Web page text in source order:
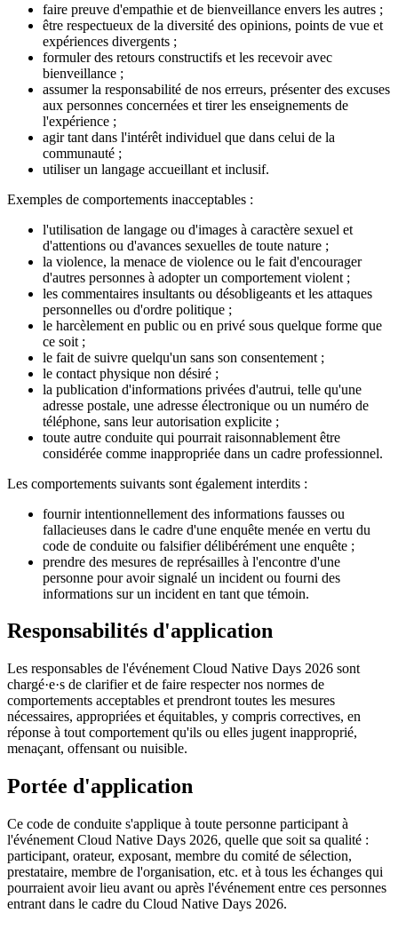
faire preuve d'empathie et de bienveillance envers les autres ;
être respectueux de la diversité des opinions, points de vue et
expériences divergents ;
formuler des retours constructifs et les recevoir avec
bienveillance ;
assumer la responsabilité de nos erreurs, présenter des excuses
aux personnes concernées et tirer les enseignements de
l'expérience ;
agir tant dans l'intérêt individuel que dans celui de la
communauté ;
utiliser un langage accueillant et inclusif.
Exemples de comportements inacceptables :
l'utilisation de langage ou d'images à caractère sexuel et
d'attentions ou d'avances sexuelles de toute nature ;
la violence, la menace de violence ou le fait d'encourager
d'autres personnes à adopter un comportement violent ;
les commentaires insultants ou désobligeants et les attaques
personnelles ou d'ordre politique ;
le harcèlement en public ou en privé sous quelque forme que
ce soit ;
le fait de suivre quelqu'un sans son consentement ;
le contact physique non désiré ;
la publication d'informations privées d'autrui, telle qu'une
adresse postale, une adresse électronique ou un numéro de
téléphone, sans leur autorisation explicite ;
toute autre conduite qui pourrait raisonnablement être
considérée comme inappropriée dans un cadre professionnel.
Les comportements suivants sont également interdits :
fournir intentionnellement des informations fausses ou
fallacieuses dans le cadre d'une enquête menée en vertu du
code de conduite ou falsifier délibérément une enquête ;
prendre des mesures de représailles à l'encontre d'une
personne pour avoir signalé un incident ou fourni des
informations sur un incident en tant que témoin.
Responsabilités d'application
Les responsables de l'événement Cloud Native Days 2026 sont
chargé·e·s de clarifier et de faire respecter nos normes de
comportements acceptables et prendront toutes les mesures
nécessaires, appropriées et équitables, y compris correctives, en
réponse à tout comportement qu'ils ou elles jugent inapproprié,
menaçant, offensant ou nuisible.
Portée d'application
Ce code de conduite s'applique à toute personne participant à
l'événement Cloud Native Days 2026, quelle que soit sa qualité :
participant, orateur, exposant, membre du comité de sélection,
prestataire, membre de l'organisation, etc. et à tous les échanges qui
pourraient avoir lieu avant ou après l'événement entre ces personnes
entrant dans le cadre du Cloud Native Days 2026.